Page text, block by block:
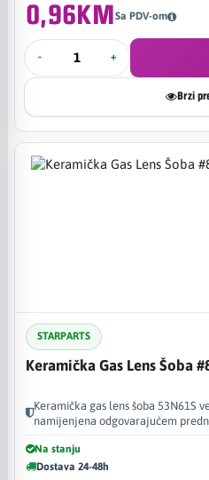
0,96KMSa PDV-om
- +
Brzi
STARPARTS
Keramička Gas Lens Šoba
Keramička gas lens šoba 53N61S
namijenjena odgovarajućem
Na stanju
Dostava 24-48h